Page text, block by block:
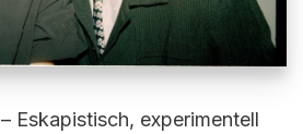
– Eskapistisch, experimentell